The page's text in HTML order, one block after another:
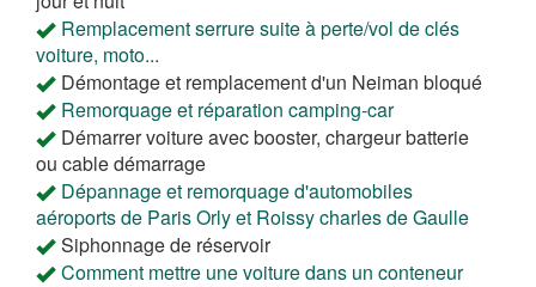
Remplacement serrure suite à perte/vol de clés
voiture, moto...
Démontage et remplacement d'un Neiman bloqué
Remorquage et réparation camping-car
Démarrer voiture avec booster, chargeur batterie
ou cable démarrage
Dépannage et remorquage d'automobiles
aéroports de Paris Orly et Roissy charles de Gaulle
Siphonnage de réservoir
Comment mettre une voiture dans un conteneur